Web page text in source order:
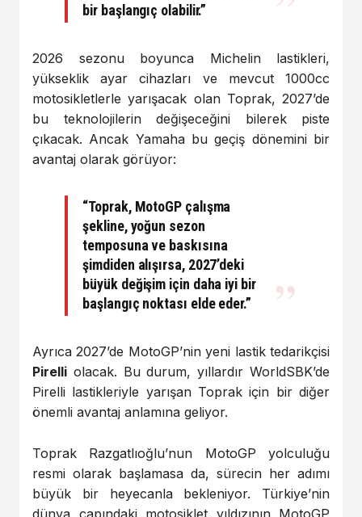
bir başlangıç olabilir.”
2026 sezonu boyunca Michelin lastikleri,
yükseklik ayar cihazları ve mevcut 1000cc
motosikletlerle yarışacak olan Toprak, 2027’de
bu teknolojilerin değişeceğini bilerek piste
çıkacak. Ancak Yamaha bu geçiş dönemini bir
avantaj olarak görüyor:
“Toprak, MotoGP çalışma
şekline, yoğun sezon
temposuna ve baskısına
şimdiden alışırsa, 2027’deki
büyük değişim için daha iyi bir
başlangıç noktası elde eder.”
Ayrıca 2027’de MotoGP’nin yeni lastik tedarikçisi
Pirelli olacak. Bu durum, yıllardır WorldSBK’de
Pirelli lastikleriyle yarışan Toprak için bir diğer
önemli avantaj anlamına geliyor.
Toprak Razgatlıoğlu’nun MotoGP yolculuğu
resmi olarak başlamasa da, sürecin her adımı
büyük bir heyecanla bekleniyor. Türkiye’nin
dünya çapındaki motosiklet yıldızının MotoGP